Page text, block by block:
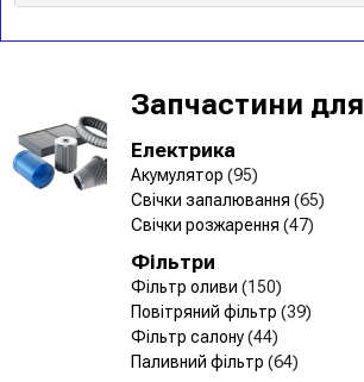
Запчастини
Електрика
Акумулятор (95)
Свічки запалювання (65)
Свічки розжарення (47)
Фільтри
Фільтр оливи (150)
Повітряний фільтр (39)
Фільтр салону(44)
Паливний фільтр (64)